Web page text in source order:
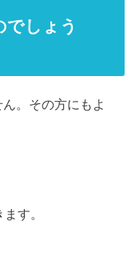
しょう
。その方にもよ
す。